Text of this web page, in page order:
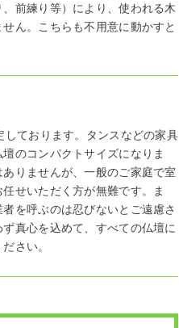
前練り等）により、使われる木
ん。こちらも不用意に動かすと
ております。タンスなどの家具
のコンパクトサイズになりま
りませんが、一般のご家庭で室
せいただく方が無難です。ま
を呼ぶのは忍びないとご遠慮さ
真心を込めて、すべての仏壇に
さい。